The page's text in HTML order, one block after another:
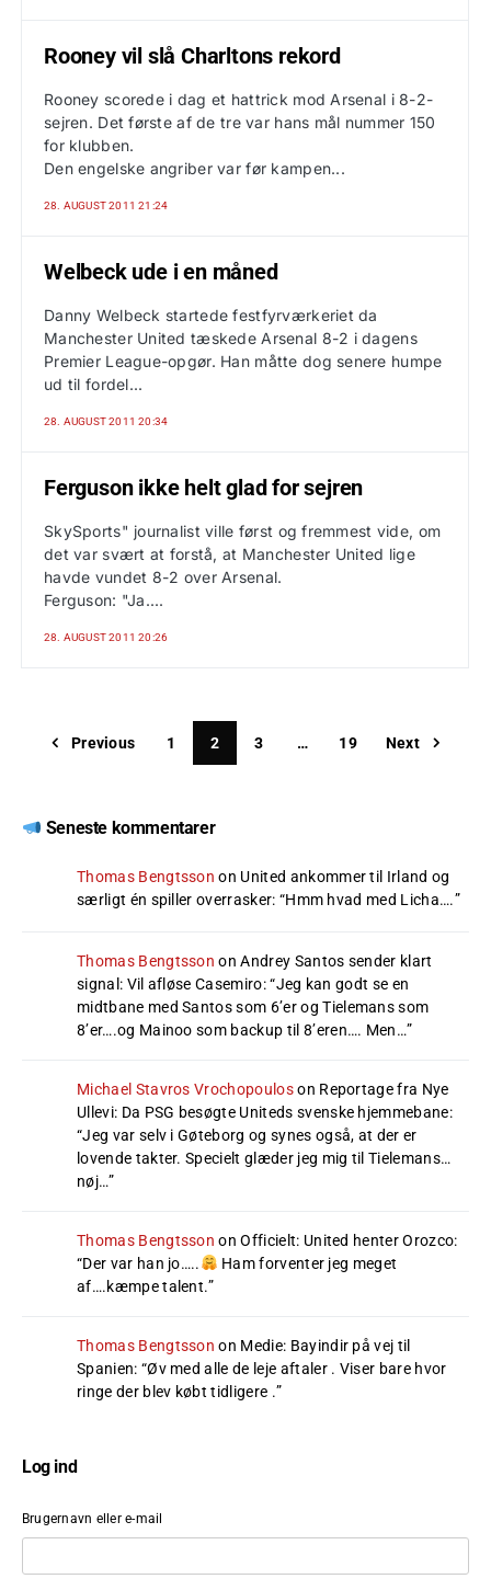
Rooney vil slå Charltons rekord
Rooney scorede i dag et hattrick mod Arsenal i 8-2-
sejren. Det første af de tre var hans mål nummer 150
for klubben.
Den engelske angriber var før kampen...
28. AUGUST 2011 21:24
Welbeck ude i en måned
Danny Welbeck startede festfyrværkeriet da
Manchester United tæskede Arsenal 8-2 i dagens
Premier League-opgør. Han måtte dog senere humpe
ud til fordel...
28. AUGUST 2011 20:34
Ferguson ikke helt glad for sejren
SkySports" journalist ville først og fremmest vide, om
det var svært at forstå, at Manchester United lige
havde vundet 8-2 over Arsenal.
Ferguson: "Ja....
28. AUGUST 2011 20:26
Previous 1 2 3 … 19 Next
Seneste kommentarer
Thomas Bengtsson on United ankommer til Irland og
særligt én spiller overrasker: “Hmm hvad med Licha….”
Thomas Bengtsson onAndrey Santos sender klart
signal: Vil afløse Casemiro: “Jeg kan godt se en
midtbane med Santos som 6’er og Tielemans som
8’er….og Mainoo som backup til 8’eren…. Men…”
Michael Stavros Vrochopouloson Reportage fra Nye
Ullevi: Da PSG besøgte Uniteds svenske hjemmebane:
“Jeg var selv i Gøteborg og synes også, at der er
lovende takter. Specielt glæder jeg mig til Tielemans…
nøj…”
Thomas Bengtsson onOfficielt: United henter Orozco:
“Der var han jo…..
Ham forventer jeg meget
af….kæmpe talent.”
Thomas Bengtsson on Medie: Bayindir på vej til
Spanien: “Øv med alle de leje aftaler . Viser bare hvor
ringe der blev købt tidligere .”
Log ind
Brugernavn eller e-mail